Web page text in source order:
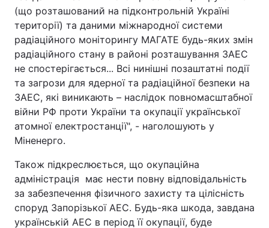
(що розташований на підконтрольній Україні
території) та даними міжнародної системи
радіаційного моніторингу МАГАТЕ будь-яких змін
радіаційного стану в районі розташування ЗАЕС
не спостерігається... Всі нинішні позаштатні події
та загрози для ядерної та радіаційної безпеки на
ЗАЕС, які виникають – наслідок повномасштабної
війни РФ проти України та окупації української
атомної електростанції", - наголошують у
Міненерго.
Також підкреслюється, що окупаційна
адміністрація має нести повну відповідальність
за забезпечення фізичного захисту та цілісність
споруд Запорізької АЕС. Будь-яка шкода, завдана
українській АЕС в період її окупації, буде